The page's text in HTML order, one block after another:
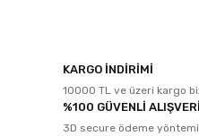
KARGO İNDİRİMİ
10000 TL ve üzeri kargo
%100 GÜVENLİ
3D secure ödeme